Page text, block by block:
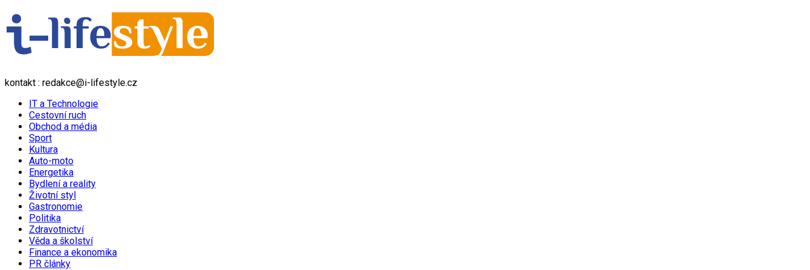
kontakt : redakce@i-lifestyle.cz
IT a Technologie
Cestovní ruch
Obchod a média
Sport
Kultura
Auto-moto
Energetika
Bydlení a reality
Životní styl
Gastronomie
Politika
Zdravotnictví
Věda a školství
Finance a ekonomika
PR články